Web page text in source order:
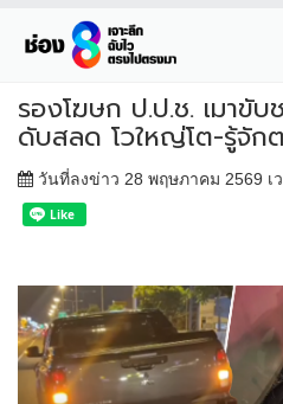
รองโฆษก ป.ป.ช. เมาขับ
ดับสลด โวใหญ่โต-รู้จัก
วันที่ลงข่าว 28 พฤษภาคม 2569 เ